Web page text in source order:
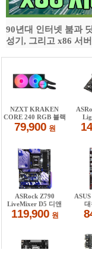
90년대 인터넷 붐과
성기, 그리고 x86 서